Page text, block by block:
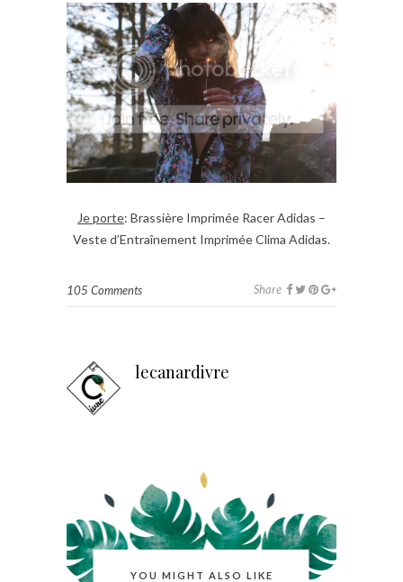
Je porte: Brassière Imprimée Racer Adidas –
Veste d’Entraînement Imprimée Clima Adidas.
105 Comments Share
lecanardivre
YOU MIGHT ALSO LIKE